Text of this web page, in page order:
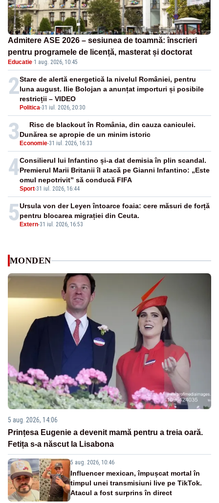
Admitere ASE 2026 – sesiunea de toamnă: înscrieri
pentru programele de licență, masterat și doctorat
Educatie·1 aug. 2026, 10:45
2
Politica-31 iul. 2026, 20:30
Stare de alertă energetică la nivelul României, pentru
luna august. Ilie Bolojan a anunțat importuri și posibile
restricții – VIDEO
3 Economie-31 iul. 2026, 16:33
Risc de blackout în România, din cauza caniculei.
Dunărea se apropie de un minim istoric
4
Sport-31 iul. 2026, 16:44
Consilierul lui Infantino și-a dat demisia în plin scandal.
Premierul Marii Britanii îl atacă pe Gianni Infantino: „Este
omul nepotrivit” să conducă FIFA
5 Extern-31 iul. 2026, 16:53
Ursula von der Leyen întoarce foaia: cere măsuri de forță
pentru blocarea migrației din Ceuta.
MONDEN
5 aug. 2026, 14:06
Prințesa Eugenie a devenit mamă pentru a treia oară.
Fetița s-a născut la Lisabona
5 aug. 2026, 10:46
Influencer mexican, împușcat mortal în
timpul unei transmisiuni live pe TikTok.
Atacul a fost surprins în direct